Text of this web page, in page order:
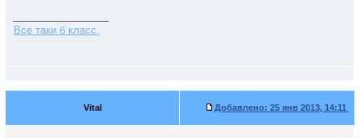
Все таки б класс.
Vital Добавлено: 25 янв 2013, 14:11